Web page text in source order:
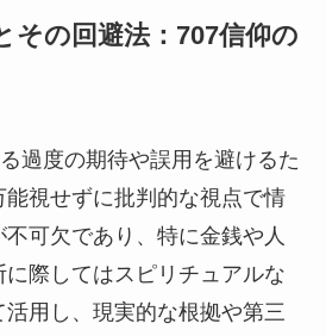
その回避法：707信仰の
過度の期待や誤用を避けるた
視せずに批判的な視点で情
可欠であり、特に金銭や人
際してはスピリチュアルな
用し、現実的な根拠や第三